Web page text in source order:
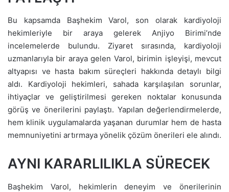
Bu kapsamda Başhekim Varol, son olarak kardiyoloji
hekimleriyle bir araya gelerek Anjiyo Birimi’nde
incelemelerde bulundu. Ziyaret sırasında, kardiyoloji
uzmanlarıyla bir araya gelen Varol, birimin işleyişi, mevcut
altyapısı ve hasta bakım süreçleri hakkında detaylı bilgi
aldı. Kardiyoloji hekimleri, sahada karşılaşılan sorunlar,
ihtiyaçlar ve geliştirilmesi gereken noktalar konusunda
görüş ve önerilerini paylaştı. Yapılan değerlendirmelerde,
hem klinik uygulamalarda yaşanan durumlar hem de hasta
memnuniyetini artırmaya yönelik çözüm önerileri ele alındı.
AYNI KARARLILIKLA SÜRECEK
Başhekim Varol, hekimlerin deneyim ve önerilerinin